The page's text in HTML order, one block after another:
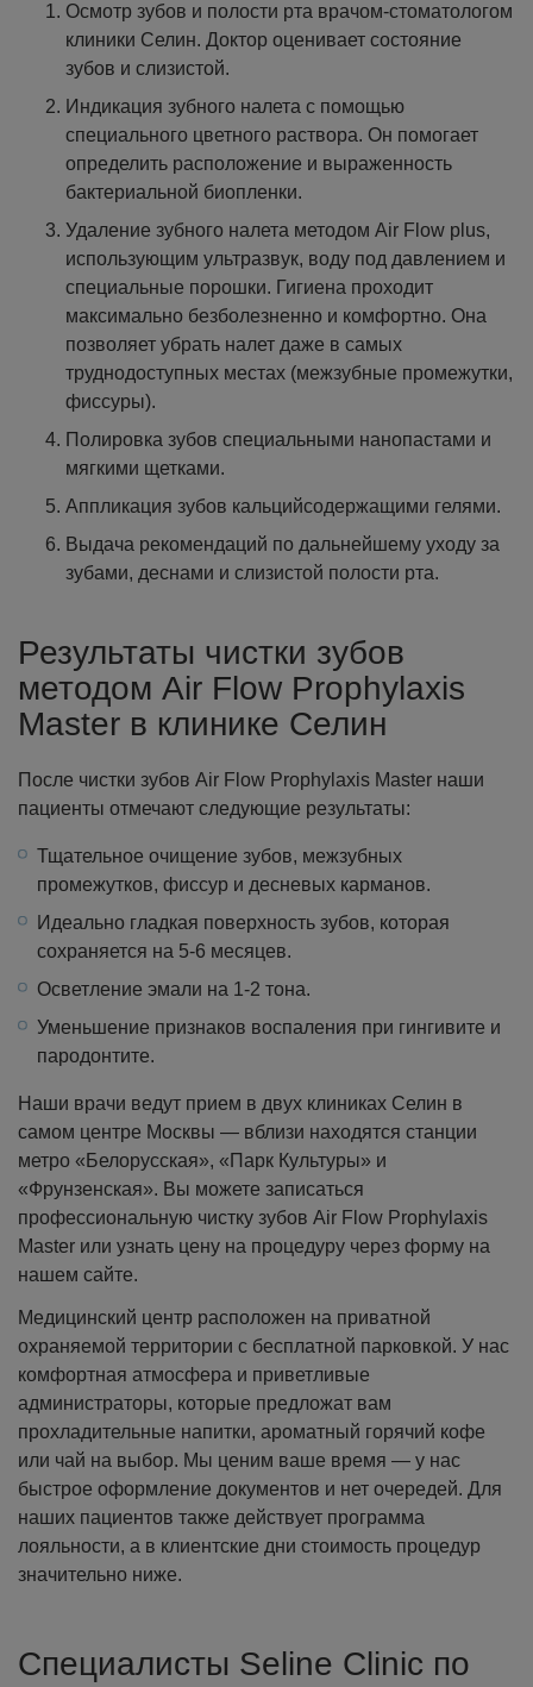
Осмотр зубов и полости рта врачом-стоматологом
клиники Селин. Доктор оценивает состояние
зубов и слизистой.
Индикация зубного налета с помощью
специального цветного раствора. Он помогает
определить расположение и выраженность
бактериальной биопленки.
Удаление зубного налета методом Air Flow plus,
использующим ультразвук, воду под давлением и
специальные порошки. Гигиена проходит
максимально безболезненно и комфортно. Она
позволяет убрать налет даже в самых
труднодоступных местах (межзубные промежутки,
фиссуры).
Полировка зубов специальными нанопастами и
мягкими щетками.
Аппликация зубов кальцийсодержащими гелями.
Выдача рекомендаций по дальнейшему уходу за
зубами, деснами и слизистой полости рта.
Результаты чистки зубов
методом Air Flow Prophylaxis
Master в клинике Селин
После чистки зубов Air Flow Prophylaxis Master наши
пациенты отмечают следующие результаты:
Тщательное очищение зубов, межзубных
промежутков, фиссур и десневых карманов.
Идеально гладкая поверхность зубов, которая
сохраняется на 5-6 месяцев.
Осветление эмали на 1-2 тона.
Уменьшение признаков воспаления при гингивите и
пародонтите.
Наши врачи ведут прием в двух клиниках Селин в
самом центре Москвы — вблизи находятся станции
метро «Белорусская», «Парк Культуры» и
«Фрунзенская». Вы можете записаться
профессиональную чистку зубов Air Flow Prophylaxis
Master или узнать цену на процедуру через форму на
нашем сайте.
Медицинский центр расположен на приватной
охраняемой территории с бесплатной парковкой. У нас
комфортная атмосфера и приветливые
администраторы, которые предложат вам
прохладительные напитки, ароматный горячий кофе
или чай на выбор. Мы ценим ваше время — у нас
быстрое оформление документов и нет очередей. Для
наших пациентов также действует программа
лояльности, а в клиентские дни стоимость процедур
значительно ниже.
Специалисты Seline Clinic по